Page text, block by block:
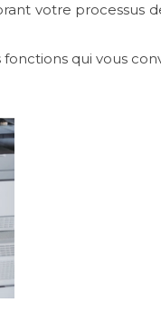
votre processus
fonctions qui vous